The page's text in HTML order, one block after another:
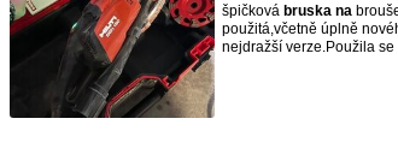
špičková bruska na
použitá,včetně úplně
nejdražší verze.Použila se